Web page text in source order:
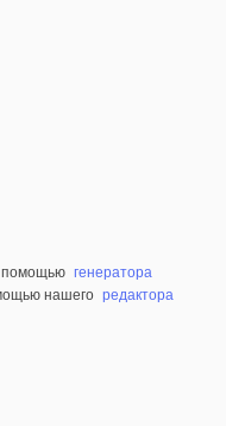
помощью генератора
нашего редактора